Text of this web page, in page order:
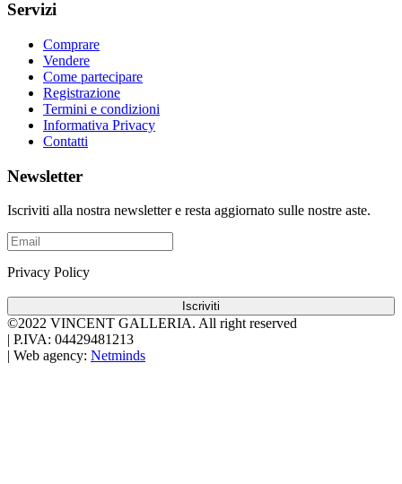
Servizi
Comprare
Vendere
Come partecipare
Registrazione
Termini e condizioni
Informativa Privacy
Contatti
Newsletter
Iscriviti alla nostra newsletter e resta aggiornato sulle nostre aste.
Privacy Policy
Iscriviti
©2022 VINCENT GALLERIA. All right reserved
P.IVA: 04429481213
Web agency: Netminds